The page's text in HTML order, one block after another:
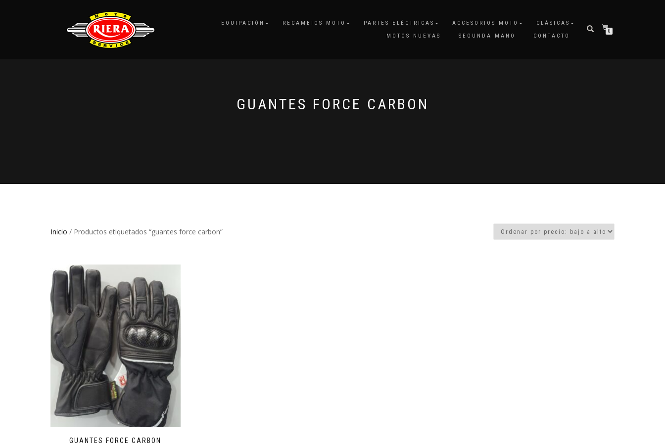
EQUIPACIÓN RECAMBIOS MOTO PARTES ELÉCTRICAS ACCESORIOS MOTO
CLÁSICAS
MOTOS NUEVAS
SEGUNDA MANO CONTACTO
0
GUANTES FORCE CARBON
Inicio / Productos etiquetados “guantes force carbon”
GUANTES FORCE CARBON